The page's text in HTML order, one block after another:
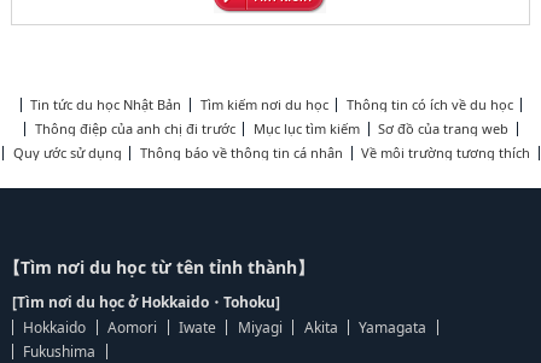
Tin tức du học Nhật Bản Tìm kiếm nơi du học
Thông tin có ích về du học
Thông điệp của anh chị đi trước
Mục lục tìm kiếm
Sơ đồ của trang web
Quy ước sử dụng
Thông báo về thông tin cá nhân Về môi trường tương thích
【Tìm nơi du học từ tên tỉnh thành】
[Tìm nơi du học ở Hokkaido・Tohoku]
Hokkaido
Aomori Iwate Miyagi Akita
Yamagata
Fukushima